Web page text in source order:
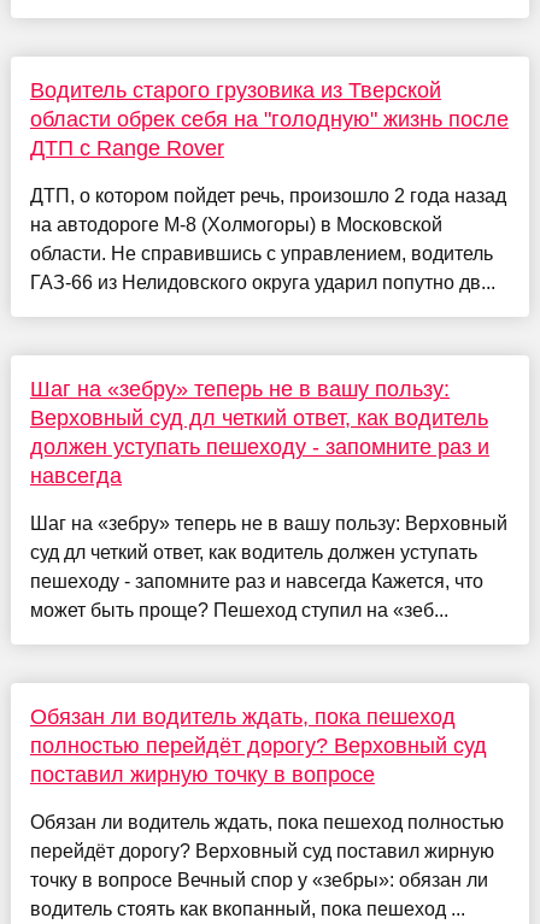
Водитель старого грузовика из Тверской
области обрек себя на "голодную" жизнь после
ДТП с Range Rover
ДТП, о котором пойдет речь, произошло 2 года назад
на автодороге М-8 (Холмогоры) в Московской
области. Не справившись с управлением, водитель
ГАЗ-66 из Нелидовского округа ударил попутно дв...
Шаг на «зебру» теперь не в вашу пользу:
Верховный суд дл четкий ответ, как водитель
должен уступать пешеходу - запомните раз и
навсегда
Шаг на «зебру» теперь не в вашу пользу: Верховный
суд дл четкий ответ, как водитель должен уступать
пешеходу - запомните раз и навсегда Кажется, что
может быть проще? Пешеход ступил на «зеб...
Обязан ли водитель ждать, пока пешеход
полностью перейдёт дорогу? Верховный суд
поставил жирную точку в вопросе
Обязан ли водитель ждать, пока пешеход полностью
перейдёт дорогу? Верховный суд поставил жирную
точку в вопросе Вечный спор у «зебры»: обязан ли
водитель стоять как вкопанный, пока пешеход ...